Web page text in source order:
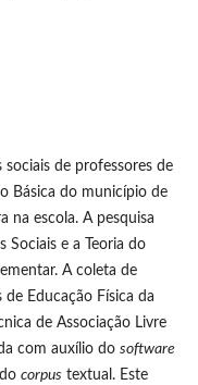
sociais de professores de
Básica do município de
na escola. A pesquisa
Sociais e a Teoria do
A coleta de
Educação Física da
de Associação Livre
com auxílio do software
corpus textual. Este